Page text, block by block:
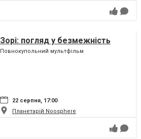
Зорі: погляд у безмежність
Повнокупольний мультфільм
22 серпня, 17:00
Планетарій Noosphere